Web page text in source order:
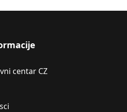
centar CZ